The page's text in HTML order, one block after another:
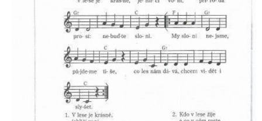
POHYBOVÉ AKTIVITY NA TÉMA PODZIM
PÍSNĚ K TÉMATU ZIMA
BÁSNĚ K TÉMATU ZIMA
POHYBOVÉ AKTIVITY NA TÉMA ZIMA